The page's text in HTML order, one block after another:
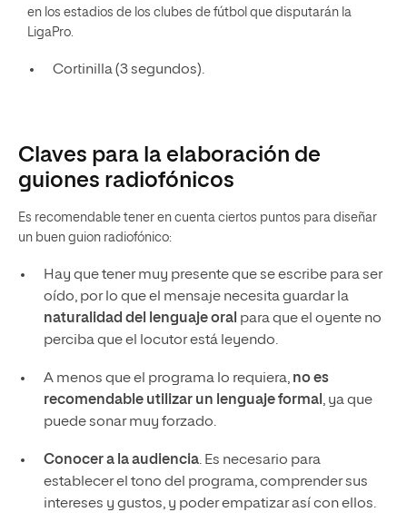
en los estadios de los clubes de fútbol que disputarán la
LigaPro.
Cortinilla (3 segundos).
Claves para la elaboración de
guiones radiofónicos
Es recomendable tener en cuenta ciertos puntos para diseñar
un buen guion radiofónico:
Hay que tener muy presente que se escribe para ser
oído, por lo que el mensaje necesita guardar la
naturalidad del lenguaje oral para que el oyente no
perciba que el locutor está leyendo.
A menos que el programa lo requiera, no es
recomendable utilizar un lenguaje formal , ya que
puede sonar muy forzado.
Conocer a la audiencia. Es necesario para
establecer el tono del programa, comprender sus
intereses y gustos, y poder empatizar así con ellos.